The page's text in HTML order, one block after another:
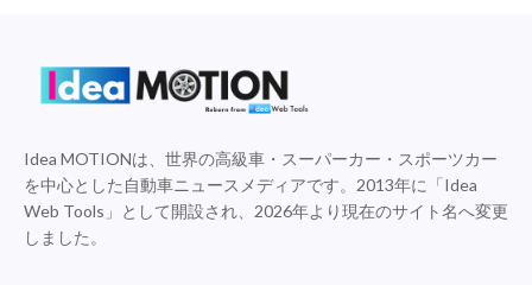
Idea MOTIONは、世界の高級車・スーパーカー・スポーツカー
を中心とした自動車ニュースメディアです。2013年に「Idea
Web Tools」として開設され、2026年より現在のサイト名へ変更
しました。